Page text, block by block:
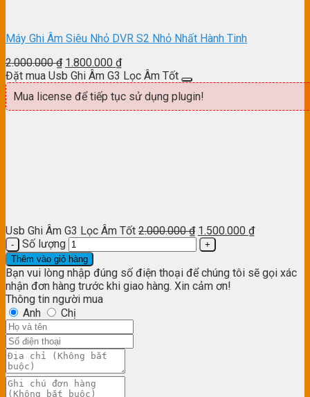
Máy Ghi Âm Siêu Nhỏ DVR S2 Nhỏ Nhất Hành Tinh
2.000.000₫ 1.800.000 ₫
Đặt mua Usb Ghi Âm G3 Lọc Âm Tốt
Mua license để tiếp tục sử dụng plugin!
Usb Ghi Âm G3 Lọc Âm Tốt 2.000.000₫ 1.500.000 ₫
Số lượng
Thêm vào giỏ hàng
Bạn vui lòng nhập đúng số điện thoại để chúng tôi sẽ gọi xác
nhận đơn hàng trước khi giao hàng. Xin cảm ơn!
Thông tin người mua
Anh
Chị